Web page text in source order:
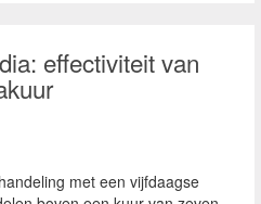
effectiviteit van
met een vijfdaagse